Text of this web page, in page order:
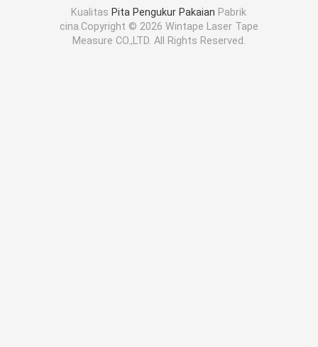
Kualitas Pita Pengukur Pakaian Pabrik
cina.Copyright © 2026 Wintape Laser Tape
Measure CO.,LTD. All Rights Reserved.